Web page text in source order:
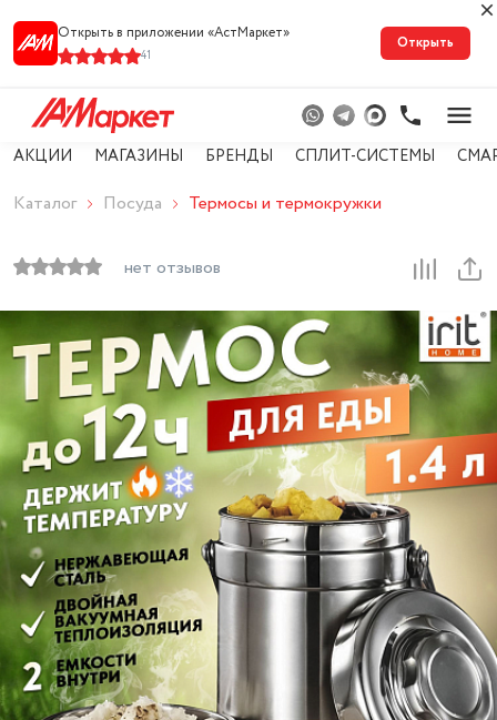
Открыть в приложении «АстМарке‪т‬»
41
Открыть
АКЦИИ МАГАЗИНЫ БРЕНДЫ СПЛИТ-СИСТЕМЫ
Каталог Посуда Термосы и термокружки
нет отзывов